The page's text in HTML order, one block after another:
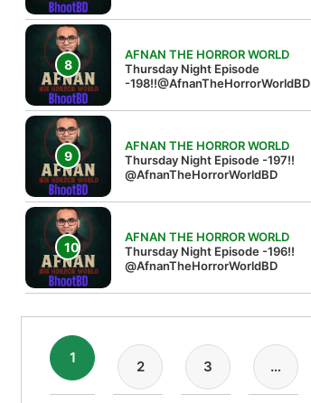
AFNAN THE HORROR WORLD
Thursday Night Episode
-198!!@AfnanTheHorrorWorldBD
AFNAN THE HORROR WORLD
Thursday Night Episode -197!!‪
@AfnanTheHorrorWorldBD‬
AFNAN THE HORROR WORLD
Thursday Night Episode -196!!
@AfnanTheHorrorWorldBD
1
2 3 …